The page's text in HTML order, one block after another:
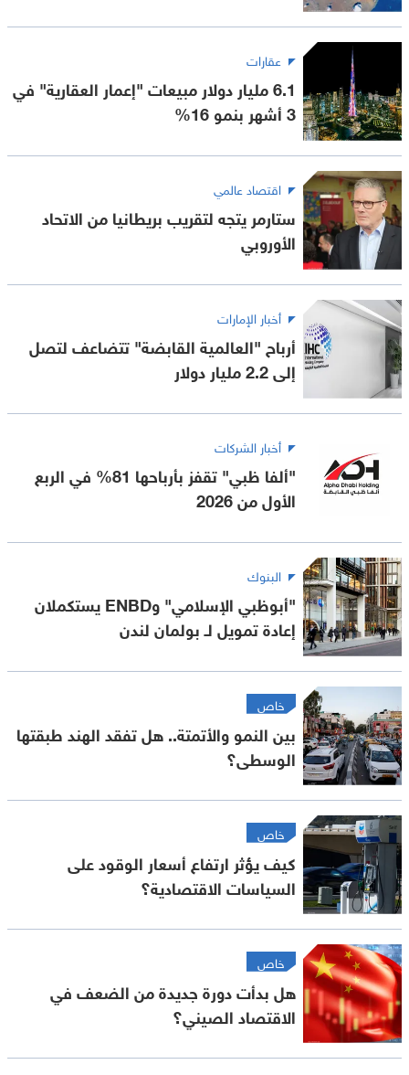
عقارات
6.1 مليار دولار مبيعات "إعمار العقارية" في
3 أشهر بنمو 16%
اقتصاد عالمي
ستارمر يتجه لتقريب بريطانيا من الاتحاد
الأوروبي
أخبار الإمارات
أرباح "العالمية القابضة" تتضاعف لتصل
إلى 2.2 مليار دولار
أخبار الشركات
"ألفا ظبي" تقفز بأرباحها 81% في الربع
الأول من 2026
البنوك
"أبوظبي الإسلامي" وENBD يستكملان
إعادة تمويل لـ بولمان لندن
خاص
بين النمو والأتمتة.. هل تفقد الهند طبقتها
الوسطى؟
خاص
كيف يؤثر ارتفاع أسعار الوقود على
السياسات الاقتصادية؟
خاص
هل بدأت دورة جديدة من الضعف في
الاقتصاد الصيني؟